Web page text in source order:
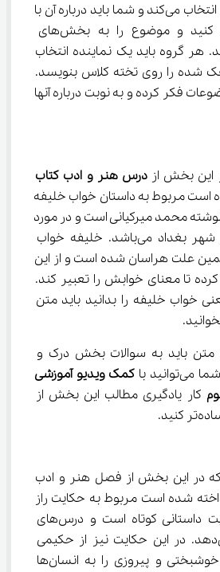
موضوعی را برای شما انتخاب می‌کند و شما باید درباره آن با
دوستانتان هم‌فکری کنید و موضوع را به بخش‌های
هر گروه باید یک نماینده انتخاب
شده را روی تخته کلاس بنویسد.
فکر کرده و به نوبت درباره آنها
این بخش از درس هنر و ادب کتاب
است مربوط به داستان خواب خلیفه
نوشته محمد میرکیانی است و در مورد
خواب یک خلیفه در شهر بغداد می‌باشد. خلیفه خواب
علت هراسان شده است و از این
تا معنای خوابش را تعبیر کند.
خواب خلیفه را بدانید باید متن
متن باید به سوالات بخش درک و
با
کمک ویدیو آموزشی
کار یادگیری مطالب این بخش از
که در این بخش از فصل هنر و ادب
شده است مربوط به حکایت راز
جعبه می‌باشد. حکایت داستانی کوتاه است و درس‌های
مهمی را به افراد می‌دهد. در این حکایت نیز از حکیمی
خواسته شده تا راز خوشبختی و پیروزی را به انسان‌ها